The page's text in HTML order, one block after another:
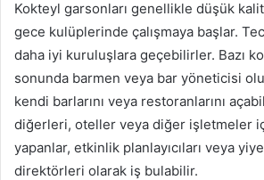
Kokteyl garsonları genellikle düşük
gece kulüplerinde çalışmaya başlar.
daha iyi kuruluşlara geçebilirler. Bazı
sonunda barmen veya bar yöneticisi
kendi barlarını veya restoranlarını
diğerleri, oteller veya diğer işletmeler
yapanlar, etkinlik planlayıcıları veya
direktörleri olarak iş bulabilir.